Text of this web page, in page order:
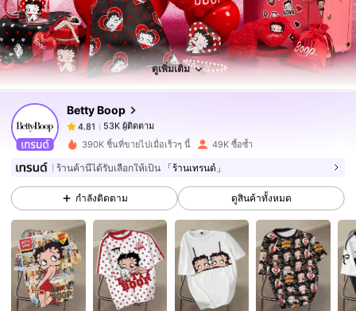
ดูเพิ่มเติม
Betty Boop
4.81 53K ผู้ติดตาม
4.81 53K ผู้ติดตาม
4.81
53K ผู้ติดตาม
y***1จ่าย1 วันที่ผ่านมา
4.81 53K ผู้ติดตาม
4.81 53K ผู้ติดตาม
53K ผู้ติดตาม
390K ชิ้นที่ขายไปเมื่อเร็วๆ นี้ 49K ซื้อซ้ำ
ร้านค้านี้ได้รับเลือกให้เป็น 「ร้านเทรนด์」
กำลังติดตาม ดูสินค้าทั้งหมด